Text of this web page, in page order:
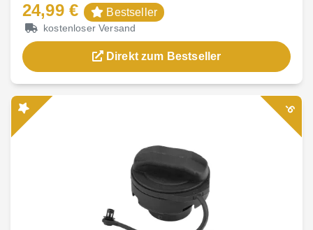
24,99 € Bestseller
kostenloser Versand
Direkt zum Bestseller
-6